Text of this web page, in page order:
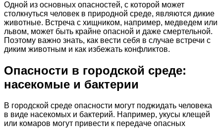
Одной из основных опасностей, с которой может
столкнуться человек в природной среде, являются дикие
животные. Встреча с хищником, например, медведем или
львом, может быть крайне опасной и даже смертельной.
Поэтому важно знать, как вести себя в случае встречи с
диким животным и как избежать конфликтов.
Опасности в городской среде:
насекомые и бактерии
В городской среде опасности могут поджидать человека
в виде насекомых и бактерий. Например, укусы клещей
или комаров могут привести к передаче опасных